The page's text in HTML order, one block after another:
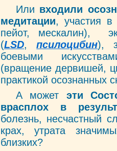
Или входили
медитации, участия
пейот, мескалин),
(LSD,псилоцибин),
боевыми
(вращение дервишей,
практикой осознанных
А может эти
врасплох в
болезнь, несчастный
крах, утрата
близких?